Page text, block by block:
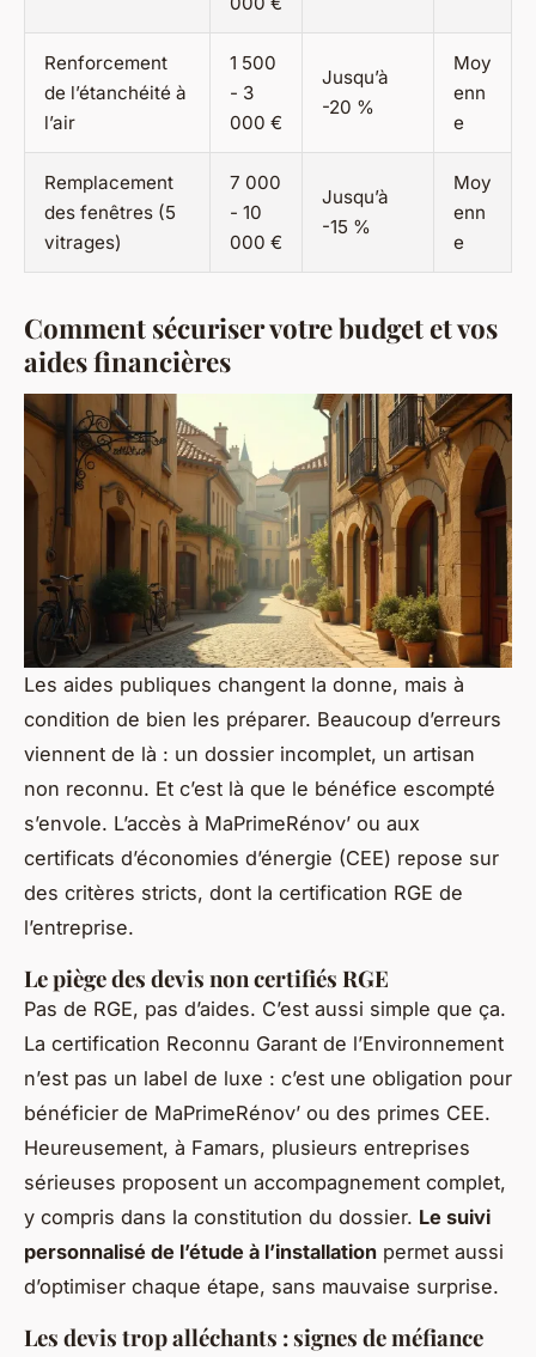
Renforcement
de l’étanchéité à
l’air
1 500
- 3
000 €
Jusqu’à
-20 %
Moy
enn
e
Remplacement
des fenêtres (5
vitrages)
7 000
- 10
000 €
Jusqu’à
-15 %
Moy
enn
e
Comment sécuriser votre budget et vos
aides financières
Les aides publiques changent la donne, mais à
condition de bien les préparer. Beaucoup d’erreurs
viennent de là : un dossier incomplet, un artisan
non reconnu. Et c’est là que le bénéfice escompté
s’envole. L’accès à MaPrimeRénov’ ou aux
certificats d’économies d’énergie (CEE) repose sur
des critères stricts, dont la certification RGE de
l’entreprise.
Le piège des devis non certifiés RGE
Pas de RGE, pas d’aides. C’est aussi simple que ça.
La certification Reconnu Garant de l’Environnement
n’est pas un label de luxe : c’est une obligation pour
bénéficier de MaPrimeRénov’ ou des primes CEE.
Heureusement, à Famars, plusieurs entreprises
sérieuses proposent un accompagnement complet,
y compris dans la constitution du dossier. Le suivi
personnalisé de l’étude à l’installation permet aussi
d’optimiser chaque étape, sans mauvaise surprise.
Les devis trop alléchants : signes de méfiance